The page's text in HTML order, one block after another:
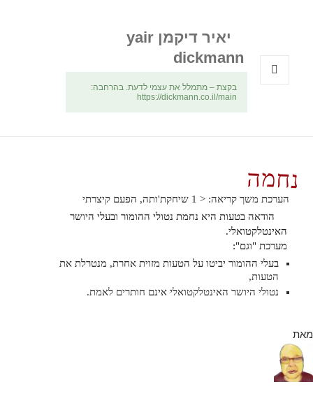
יאיר דיקמן yair
dickmann
בקצת – מתמלל את עצמי לדעת. בהרחבה:
https://dickmann.co.il/main
נחמה
הערכת משך קריאה: < 1
שיחקת'ותה, הפעם קיצרתי
הודאה בטעות היא נחמת נטולי ההומור ובעלי היושר
האינטלקטואלי.
מערכת "וגם":
בעלי ההומור יביטו על הטעות מזוית אחרת, מנטרלת את
הטעות,
נטולי היושר האינטלקטואלי אינם חותרים לאמת.
מאת